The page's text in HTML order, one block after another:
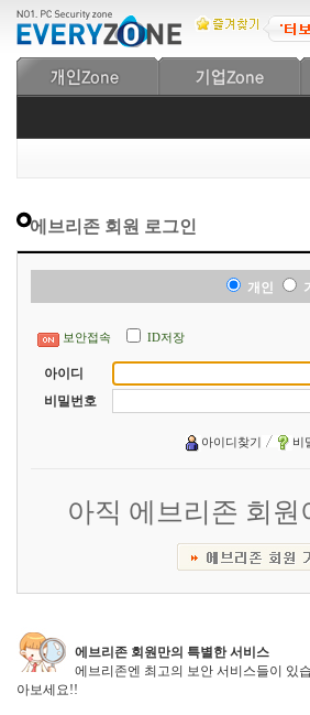
에브리존 회원 로그인
개인
보안접속 ID저장
아이디
비밀번호
아이디찾기 비
아직 에브리존 회원
에브리존 회원만의 특별한 서비스
에브리존엔 최고의 보안 서비스들이 있
아보세요!!